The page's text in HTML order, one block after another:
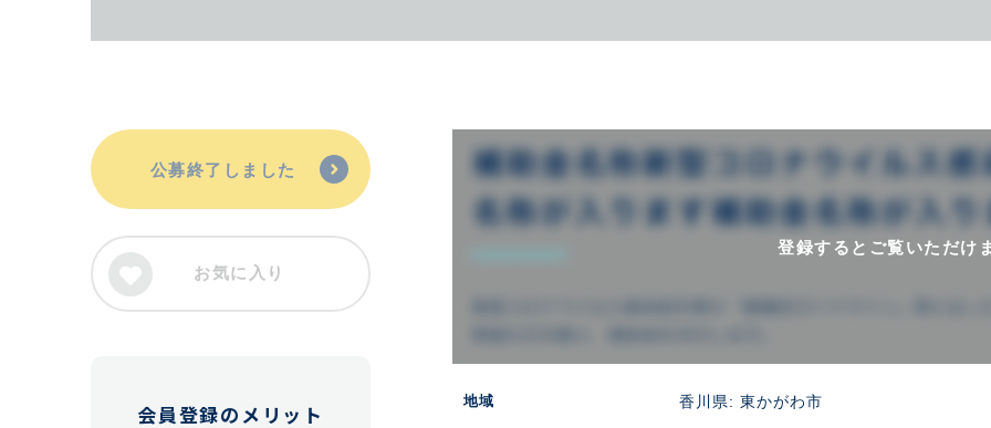
登録するとご覧いただけ
地域 香川県: 東かがわ市
公募終了しました
お気に入り
会員登録のメリット